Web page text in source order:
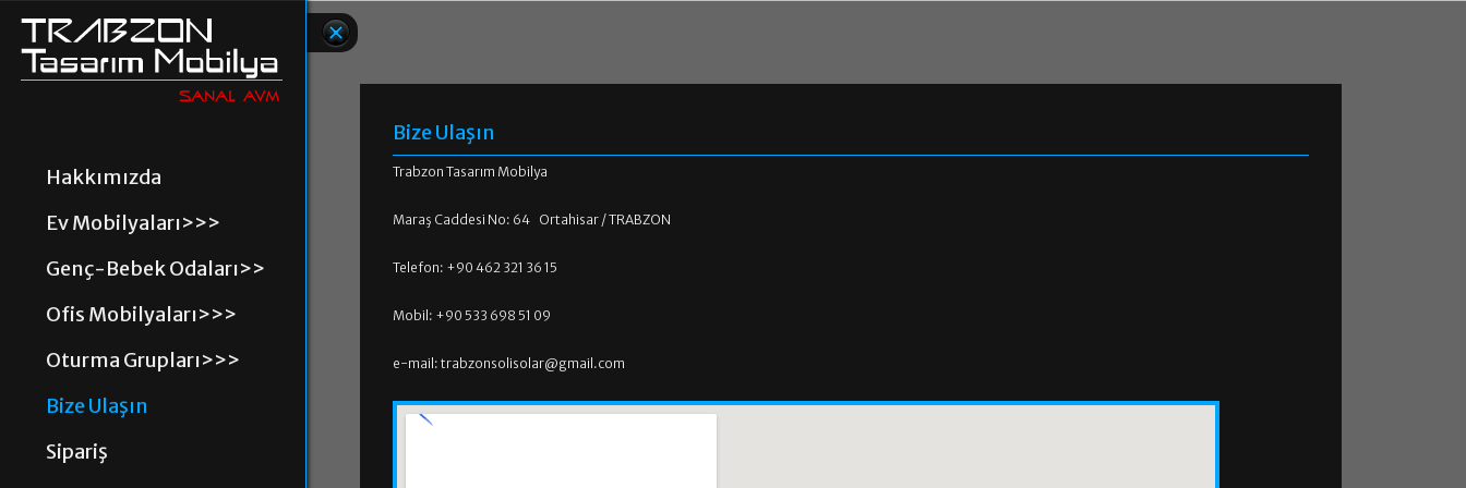
Hakkımızda
Ev Mobilyaları>>>
Genç-Bebek Odaları>>
Ofis Mobilyaları>>>
Oturma Grupları>>>
Bize Ulaşın
Sipariş
Bize Ulaşın
Trabzon Tasarım Mobilya
Maraş Caddesi No: 64 Ortahisar / TRABZON
Telefon: +90 462 321 36 15
Mobil: +90 533 698 51 09
e-mail: trabzonsolisolar@gmail.com